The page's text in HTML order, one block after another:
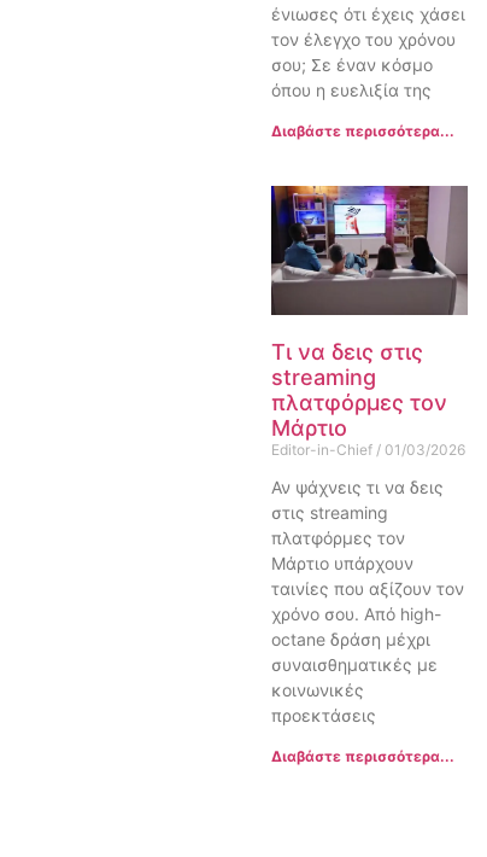
ένιωσες ότι έχεις χάσει
τον έλεγχο του χρόνου
σου; Σε έναν κόσμο
όπου η ευελιξία της
Διαβάστε περισσότερα...
Τι να δεις στις
streaming
πλατφόρμες τον
Μάρτιο
Editor-in-Chief 01/03/2026
Αν ψάχνεις τι να δεις
στις streaming
πλατφόρμες τον
Μάρτιο υπάρχουν
ταινίες που αξίζουν τον
χρόνο σου. Από high-
octane δράση μέχρι
συναισθηματικές με
κοινωνικές
προεκτάσεις
Διαβάστε περισσότερα...